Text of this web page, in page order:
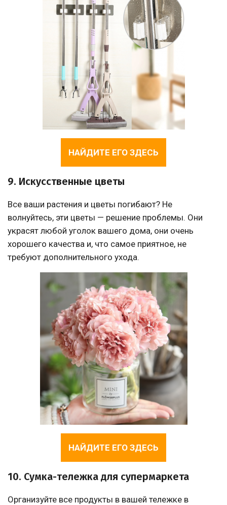
НАЙДИТЕ ЕГО ЗДЕСЬ
9. Искусственные цветы
Все ваши растения и цветы погибают? Не
волнуйтесь, эти цветы — решение проблемы. Они
украсят любой уголок вашего дома, они очень
хорошего качества и, что самое приятное, не
требуют дополнительного ухода.
НАЙДИТЕ ЕГО ЗДЕСЬ
10. Сумка-тележка для супермаркета
Организуйте все продукты в вашей тележке в